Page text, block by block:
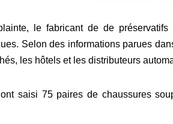
le fabricant de de préservatifs
Selon des informations parues
les hôtels et les distributeurs
saisi 75 paires de chaussures